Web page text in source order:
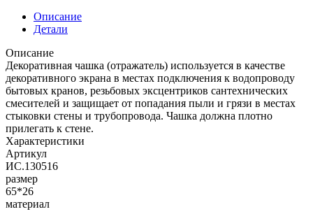
Описание
Детали
Описание
Декоративная чашка (отражатель) используется в качестве
декоративного экрана в местах подключения к водопроводу
бытовых кранов, резьбовых эксцентриков сантехнических
смесителей и защищает от попадания пыли и грязи в местах
стыковки стены и трубопровода. Чашка должна плотно
прилегать к стене.
Характеристики
Артикул
ИС.130516
размер
65*26
материал